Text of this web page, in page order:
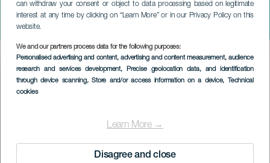
can withdraw your consent or object to data processing based on legitimate
interest at any time by clicking on “Learn More” or in our Privacy Policy on this
website.
We and our partners process data for the following purposes:
Personalised advertising and content, advertising and content measurement, audience
research and services development, Precise geolocation data, and identification
through device scanning, Store and/or access information on a device, Technical
cookies
Learn More →
Disagree and close
Juan Castellano:
Flamencogitar
Imagen
Listado